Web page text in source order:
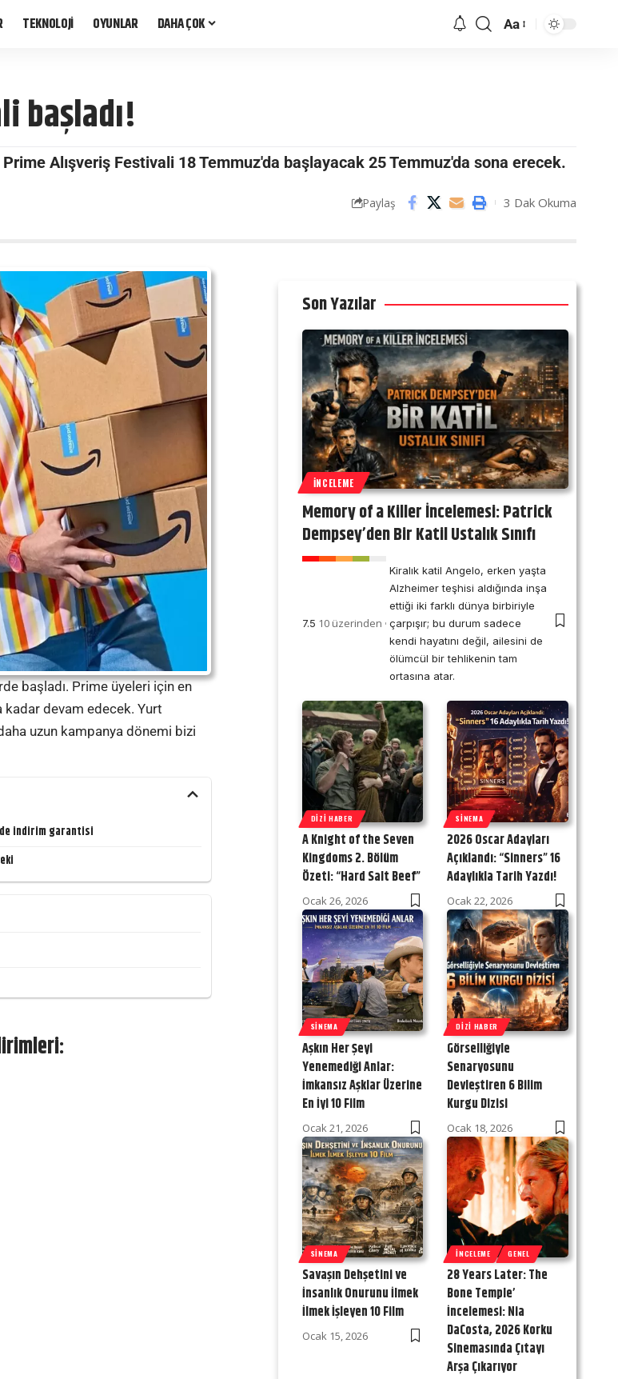
TEKNOLOJİ OYUNLAR DAHA ÇOK Aa
başladı!
Alışveriş Festivali 18 Temmuz'da başlayacak 25 Temmuz'da sona erecek.
Paylaş 3 Dak Okuma
başladı. Prime üyeleri için en
kadar devam edecek. Yurt
uzun kampanya dönemi bizi
indirim garantisi
Son Yazılar
İNCELEME
Memory of a Killer İncelemesi: Patrick
Dempsey’den Bir Katil Ustalık Sınıfı
7.5 10 üzerinden
Kiralık katil Angelo, erken yaşta
Alzheimer teşhisi aldığında inşa
ettiği iki farklı dünya birbiriyle
çarpışır; bu durum sadece
kendi hayatını değil, ailesini de
ölümcül bir tehlikenin tam
ortasına atar.
DIZI HABER
A Knight of the Seven
Kingdoms 2. Bölüm
Özeti: “Hard Salt Beef”
Ocak 26, 2026
SINEMA
2026 Oscar Adayları
Açıklandı: “Sinners” 16
Adaylıkla Tarih Yazdı!
Ocak 22, 2026
SINEMA
Aşkın Her Şeyi
Yenemediği Anlar:
İmkansız Aşklar Üzerine
En İyi 10 Film
Ocak 21, 2026
DIZI HABER
Görselliğiyle
Senaryosunu
Devleştiren 6 Bilim
Kurgu Dizisi
Ocak 18, 2026
SINEMA
Savaşın Dehşetini ve
İnsanlık Onurunu İlmek
İlmek İşleyen 10 Film
Ocak 15, 2026
İNCELEME GENEL
28 Years Later: The
Bone Temple’
İncelemesi: Nia
DaCosta, 2026 Korku
Sinemasında Çıtayı
Arşa Çıkarıyor